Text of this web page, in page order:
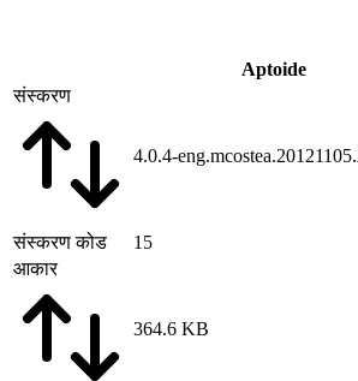
Aptoide
संस्करण
4.0.4-
संस्करण कोड
15
आकार
364.6 KB